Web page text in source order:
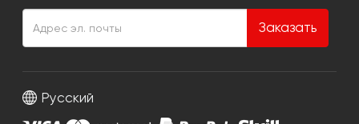
Заказать
Русский